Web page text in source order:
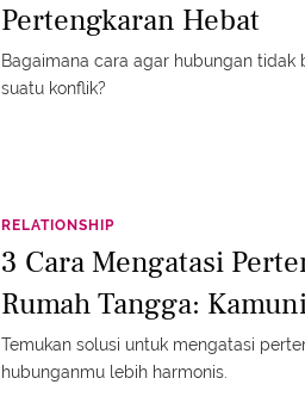
Pertengkaran Hebat
Bagaimana cara agar hubungan tidak
suatu konflik?
RELATIONSHIP
3 Cara Mengatasi
Rumah Tangga:
Temukan solusi untuk mengatasi
hubunganmu lebih harmonis.